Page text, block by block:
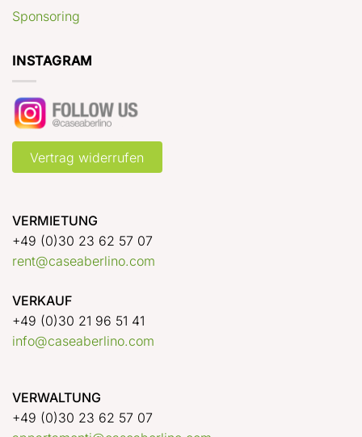
Sponsoring
INSTAGRAM
Vertrag widerrufen
VERMIETUNG
+49 (0)30 23 62 57 07
rent@caseaberlino.com
VERKAUF
+49 (0)30 21 96 51 41
info@caseaberlino.com
VERWALTUNG
+49 (0)30 23 62 57 07